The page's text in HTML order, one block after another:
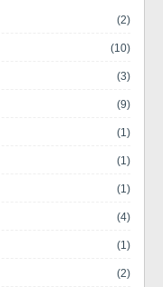
(2)
(10)
(3)
(9)
(1)
(1)
(1)
(4)
(1)
(2)